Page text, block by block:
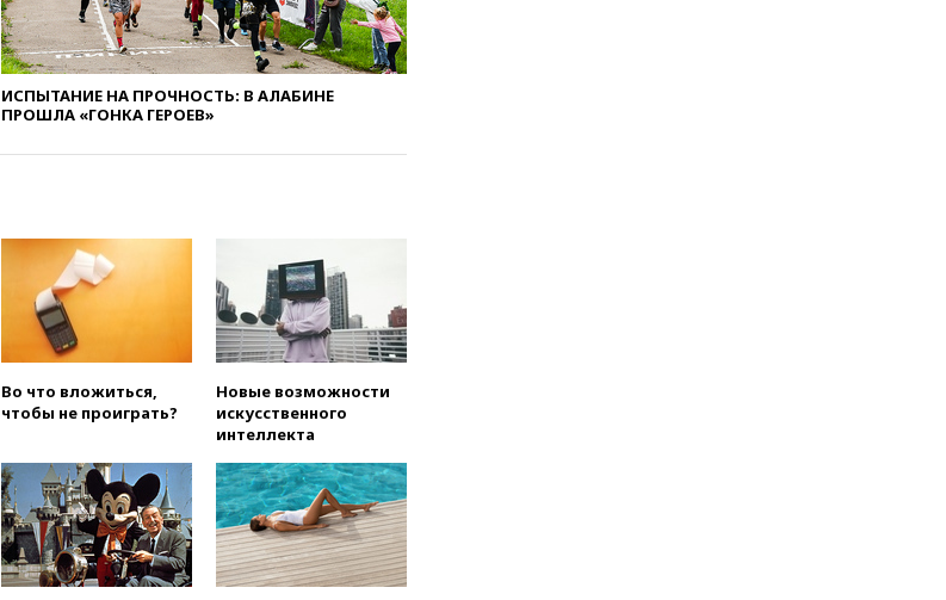
вчера, 20:20Третий комплект
золотых медалей выиграли на
ЧЕ российские синхронистки
вчера, 20:15ТАСС: жизни
главы «Уралдронзавода»
угрожает
электричество
вчера, 20:00
Зеленский связал
дефицит ракет с попыткой
Запада принудить Киев к
уступкам
примет беспрецедентные
меры безопасности во время
выборов
вчера, 19:35Памфилова
сообщила об омоложении
партийных списков на выборах
в Госдуму
вчера, 19:25Путин
ИСПЫТАНИЕ НА ПРОЧНОСТЬ: В АЛАБИНЕ
ПРОШЛА «ГОНКА ГЕРОЕВ»
Во что вложиться,
чтобы не проиграть?
Новые возможности
искусственного
интеллекта